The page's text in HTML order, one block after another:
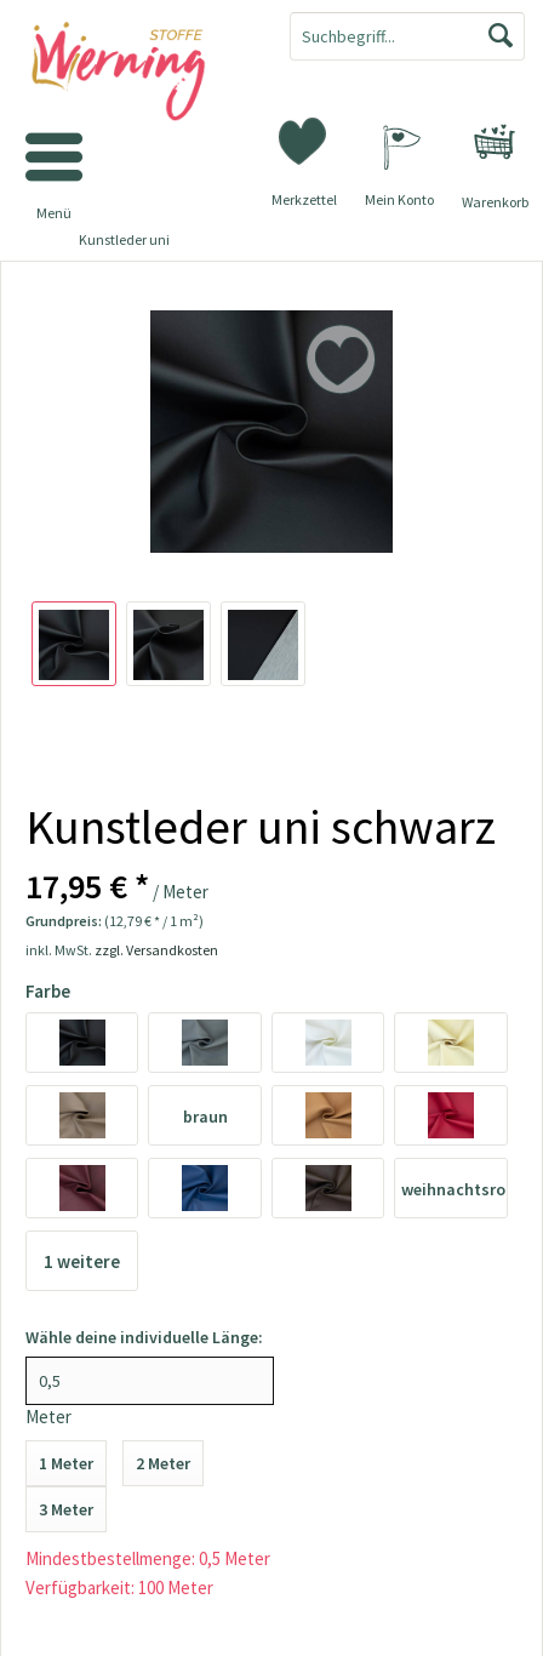
Warenkorb
Merkzettel Mein Konto
Menü
Kunstleder uni
Kunstleder uni schwarz
17,95 € * / Meter
Grundpreis: (12,79 € * / 1 m²)
inkl. MwSt. zzgl. Versandkosten
Farbe
braun
weihnachtsrot
1 weitere
Wähle deine individuelle Länge:
Meter
1 Meter 2 Meter
3 Meter
Mindestbestellmenge: 0,5 Meter
Verfügbarkeit: 100 Meter